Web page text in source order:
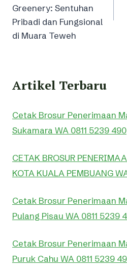
Greenery: Sentuhan
Pribadi dan Fungsional
di Muara Teweh
Artikel Terbaru
Cetak Brosur Penerimaan
Sukamara WA 0811 5239 490
CETAK BROSUR
KOTA KUALA PEMBUANG
Cetak Brosur Penerimaan
Pulang Pisau WA 0811 5239
Cetak Brosur Penerimaan
Puruk Cahu WA 0811 5239